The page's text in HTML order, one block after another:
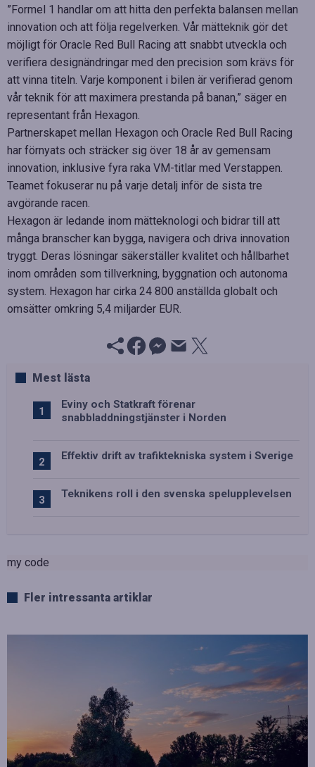
”Formel 1 handlar om att hitta den perfekta balansen mellan
innovation och att följa regelverken. Vår mätteknik gör det
möjligt för Oracle Red Bull Racing att snabbt utveckla och
verifiera designändringar med den precision som krävs för
att vinna titeln. Varje komponent i bilen är verifierad genom
vår teknik för att maximera prestanda på banan,” säger en
representant från Hexagon.
Partnerskapet mellan Hexagon och Oracle Red Bull Racing
har förnyats och sträcker sig över 18 år av gemensam
innovation, inklusive fyra raka VM-titlar med Verstappen.
Teamet fokuserar nu på varje detalj inför de sista tre
avgörande racen.
Hexagon är ledande inom mätteknologi och bidrar till att
många branscher kan bygga, navigera och driva innovation
tryggt. Deras lösningar säkerställer kvalitet och hållbarhet
inom områden som tillverkning, byggnation och autonoma
system. Hexagon har cirka 24 800 anställda globalt och
omsätter omkring 5,4 miljarder EUR.
Mest lästa
Eviny och Statkraft förenar
snabbladdningstjänster i Norden
Effektiv drift av trafiktekniska system i Sverige
Teknikens roll i den svenska spelupplevelsen
my code
Fler intressanta artiklar